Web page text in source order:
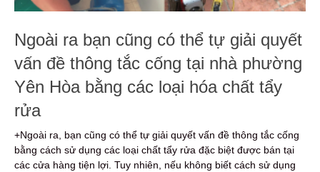
Ngoài ra bạn cũng có thể tự giải quyết
vấn đề thông tắc cống tại nhà phường
Yên Hòa bằng các loại hóa chất tẩy
rửa
+Ngoài ra, bạn cũng có thể tự giải quyết vấn đề thông tắc cống
bằng cách sử dụng các loại chất tẩy rửa đặc biệt được bán tại
các cửa hàng tiện lợi. Tuy nhiên, nếu không biết cách sử dụng